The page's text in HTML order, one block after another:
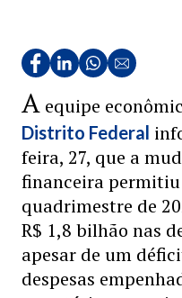
A equipe
Distrito Federal
feira, 27, que a
financeira
quadrimestre de
R$ 1,8 bilhão nas
apesar de um
despesas